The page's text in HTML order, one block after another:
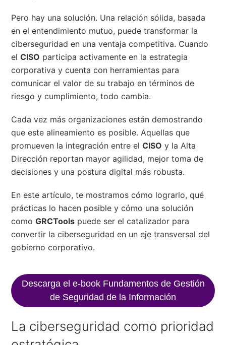
Pero hay una solución. Una relación sólida, basada
en el entendimiento mutuo, puede transformar la
ciberseguridad en una ventaja competitiva. Cuando
elCISO participa activamente en la estrategia
corporativa y cuenta con herramientas para
comunicar el valor de su trabajo en términos de
riesgo y cumplimiento, todo cambia.
Cada vez más organizaciones están demostrando
que este alineamiento es posible. Aquellas que
promueven la integración entre elCISO y la Alta
Dirección reportan mayor agilidad, mejor toma de
decisiones y una postura digital más robusta.
En este artículo, te mostramos cómo lograrlo, qué
prácticas lo hacen posible y cómo una solución
comoGRCTools puede ser el catalizador para
convertir la ciberseguridad en un eje transversal del
gobierno corporativo.
Descarga el e-book Fundamentos de Gestión
de Seguridad de la Información
La ciberseguridad como prioridad